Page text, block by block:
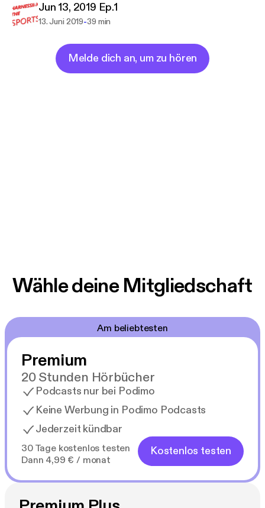
Jun 13, 2019 Ep.1
13. Juni 2019-39 min
Melde dich an, um zu hören
Wähle deine Mitgliedschaft
Am beliebtesten
Premium
20 Stunden Hörbücher
Podcasts nur bei Podimo
Keine Werbung in Podimo Podcasts
Jederzeit kündbar
30 Tage kostenlos testen
Dann 4,99 € / monat
Kostenlos testen